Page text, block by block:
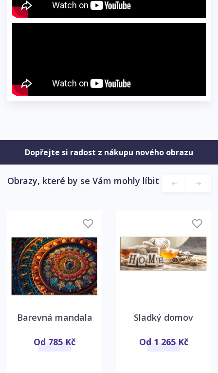
Dopřejte si radost z nákupu nového obrazu
Obrazy, které by se Vám mohly líbit
Barevná mandala
Od 785 Kč
Sladký domov
Od 1 265 Kč